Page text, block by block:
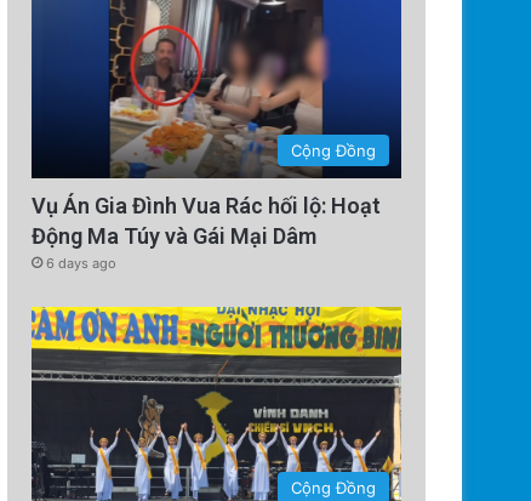
Google Earth AI Bị Rút Gấp
Cộng Đồng
Vụ Án Gia Đình Vua Rác hối lộ: Hoạt
Động Ma Túy và Gái Mại Dâm
6 days ago
Cộng Đồng